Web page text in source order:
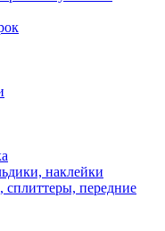
наклейки
передние